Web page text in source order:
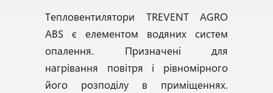
Тепловентилятори TREVENT AGRO
ABS є елементом водяних систем
опалення. Призначені для
нагрівання повітря і рівномірного
його розподілу в приміщеннях.